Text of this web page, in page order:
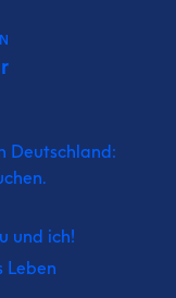
Deutschland:
und ich!
Leben